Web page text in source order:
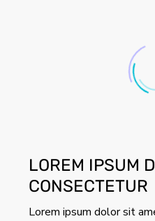
LOREM IPSUM
CONSECTETUR
Lorem ipsum dolor sit